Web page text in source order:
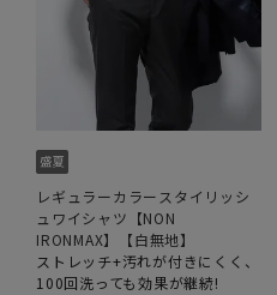
レギュラーカラースタイリッシ
ュワイシャツ【NON
IRONMAX】【白無地】
ストレッチ+汚れが付きにくく、
100回洗っても効果が継続!